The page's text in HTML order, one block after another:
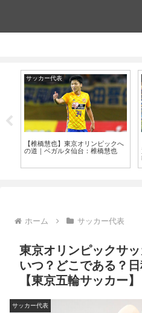
サッカー代表
【椎橋慧也】東京オリンピックへ
の道｜ベガルタ仙台：椎橋慧也
ホーム サッカー代表
東京オリンピックサ
いつ？どこである？
【東京五輪サッカー】
サッカー代表